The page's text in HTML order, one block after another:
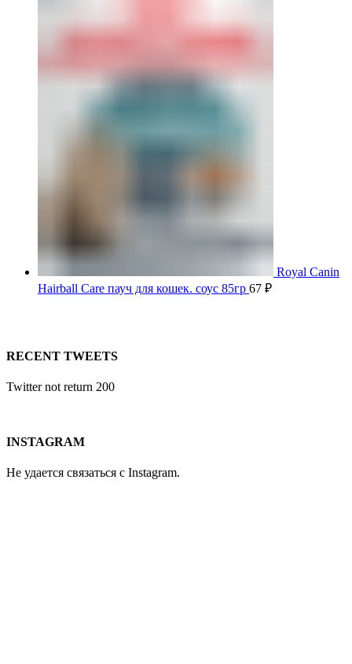
Royal Canin
Hairball Care пауч для кошек. соус 85гр 67 ₽
RECENT TWEETS
Twitter not return 200
INSTAGRAM
Не удается связаться с Instagram.